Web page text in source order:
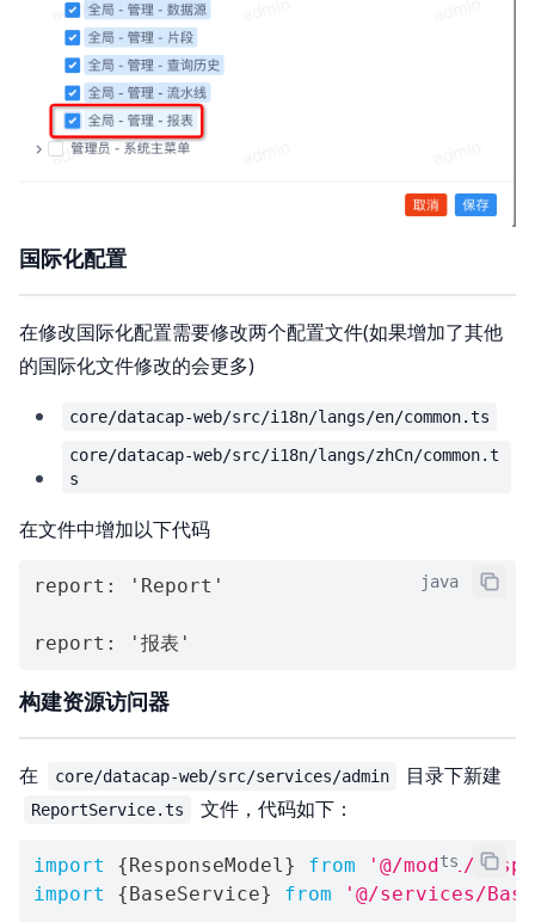
国际化配置
在修改国际化配置需要修改两个配置文件(如果增加了其他
的国际化文件修改的会更多)
core/datacap-web/src/i18n/langs/en/common.ts
core/datacap-web/src/i18n/langs/zhCn/common.t
s
在文件中增加以下代码
java
report : 'Report'
report : '报表'
构建资源访问器
在 core/datacap-web/src/services/admin 目录下新建
ReportService.ts 文件，代码如下：
ts
import {ResponseModel } from
'@/model/
import
{BaseService} from '@/services/